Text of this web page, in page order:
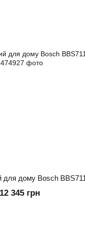
для дому Bosch
12 345 грн